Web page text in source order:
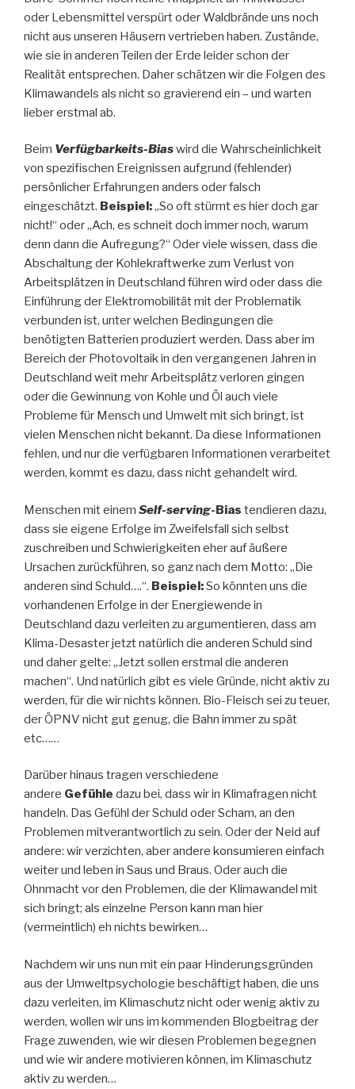
oder Lebensmittel verspürt oder Waldbrände uns noch
nicht aus unseren Häusern vertrieben haben. Zustände,
wie sie in anderen Teilen der Erde leider schon der
Realität entsprechen. Daher schätzen wir die Folgen des
Klimawandels als nicht so gravierend ein – und warten
lieber erstmal ab.
Beim Verfügbarkeits-Biaswird die Wahrscheinlichkeit
von spezifischen Ereignissen aufgrund (fehlender)
persönlicher Erfahrungen anders oder falsch
eingeschätzt. Beispiel:„So oft stürmt es hier doch gar
nicht!“ oder „Ach, es schneit doch immer noch, warum
denn dann die Aufregung?“ Oder viele wissen, dass die
Abschaltung der Kohlekraftwerke zum Verlust von
Arbeitsplätzen in Deutschland führen wird oder dass die
Einführung der Elektromobilität mit der Problematik
verbunden ist, unter welchen Bedingungen die
benötigten Batterien produziert werden. Dass aber im
Bereich der Photovoltaik in den vergangenen Jahren in
Deutschland weit mehr Arbeitsplätz verloren gingen
oder die Gewinnung von Kohle und Öl auch viele
Probleme für Mensch und Umwelt mit sich bringt, ist
vielen Menschen nicht bekannt. Da diese Informationen
fehlen, und nur die verfügbaren Informationen verarbeitet
werden, kommt es dazu, dass nicht gehandelt wird.
Menschen mit einem Self-serving-Bias tendieren dazu,
dass sie eigene Erfolge im Zweifelsfall sich selbst
zuschreiben und Schwierigkeiten eher auf äußere
Ursachen zurückführen, so ganz nach dem Motto: „Die
anderen sind Schuld….“. Beispiel:So könnten uns die
vorhandenen Erfolge in der Energiewende in
Deutschland dazu verleiten zu argumentieren, dass am
Klima-Desaster jetzt natürlich die anderen Schuld sind
und daher gelte: „Jetzt sollen erstmal die anderen
machen“. Und natürlich gibt es viele Gründe, nicht aktiv zu
werden, für die wir nichts können. Bio-Fleisch sei zu teuer,
der ÖPNV nicht gut genug, die Bahn immer zu spät
etc……
Darüber hinaus tragen verschiedene
andere Gefühle dazu bei, dass wir in Klimafragen nicht
handeln. Das Gefühl der Schuld oder Scham, an den
Problemen mitverantwortlich zu sein. Oder der Neid auf
andere: wir verzichten, aber andere konsumieren einfach
weiter und leben in Saus und Braus. Oder auch die
Ohnmacht vor den Problemen, die der Klimawandel mit
sich bringt; als einzelne Person kann man hier
(vermeintlich) eh nichts bewirken…
Nachdem wir uns nun mit ein paar Hinderungsgründen
aus der Umweltpsychologie beschäftigt haben, die uns
dazu verleiten, im Klimaschutz nicht oder wenig aktiv zu
werden, wollen wir uns im kommenden Blogbeitrag der
Frage zuwenden, wie wir diesen Problemen begegnen
und wie wir andere motivieren können, im Klimaschutz
aktiv zu werden…